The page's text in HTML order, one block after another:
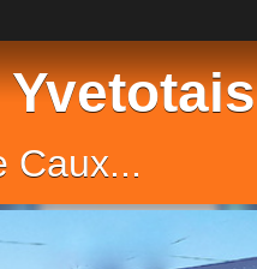
Caux...